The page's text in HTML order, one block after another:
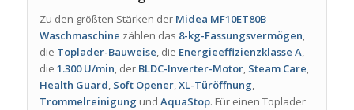
Zu den größten Stärken der Midea MF10ET80B
Waschmaschine zählen das 8-kg-Fassungsvermögen,
die Toplader-Bauweise, die Energieeffizienzklasse A,
die 1.300 U/min, der BLDC-Inverter-Motor, Steam Care,
Health Guard, Soft Opener,XL-Türöffnung,
Trommelreinigung und AquaStop. Für einen Toplader